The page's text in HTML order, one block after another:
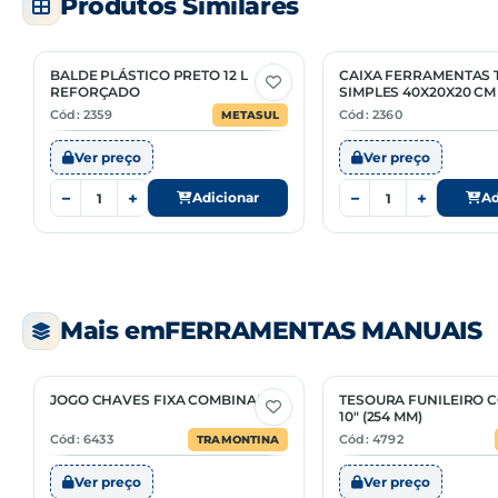
Produtos Similares
BALDE PLÁSTICO PRETO 12 L
REFORÇADO
Cód: 2359 METASUL
Ver preço
− + Adicionar
CAIXA FERRAMENTAS
SIMPLES 40X20X20 CM
Cód: 2360
Ver preço
− +
Mais emFERRAMENTAS MANUAIS
JOGO CHAVES FIXA COMBINADA
Cód: 6433 TRAMONTINA
Ver preço
TESOURA FUNILEIRO
10" (254 MM)
Cód: 4792
Ver preço